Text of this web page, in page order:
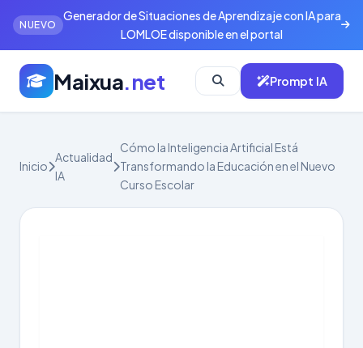
NUEVO
Generador de Situaciones de Aprendizaje con IA para
LOMLOE disponible en el portal
Maixua.net Prompt IA
Inicio
Actualidad
IA
Cómo la Inteligencia Artificial Está
Transformando la Educación en el Nuevo
Curso Escolar